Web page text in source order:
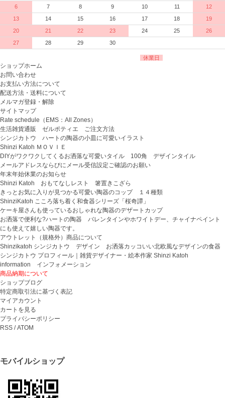
6
7 8 9 10 11
12
13
14 15 16 17 18
19
20
21 22 23 24 25
26
27
28 29 30
休業日
ショップホーム
お問い合わせ
お支払い方法について
配送方法・送料について
メルマガ登録・解除
サイトマップ
Rate schedule（EMS：All Zones）
生活雑貨通販 ゼルポティエ ご注文方法
シンジカトウ ハートの陶器の小皿に可愛いイラスト
Shinzi Katoh ＭＯＶＩＥ
DIYがワクワクしてくるお洒落な可愛いタイル 100角 デザインタイル
メールアドレスならびにメール受信設定ご確認のお願い
年末年始休業のお知らせ
Shinzi Katoh おもてなしレスト 箸置きこざら
きっとお気に入りが見つかる可愛い陶器のコップ １４種類
ShinziKatoh こころ落ち着く和食器シリーズ「桜奇譚」
ケーキ屋さんも使っているおしゃれな陶器のデザートカップ
お洒落で便利な?ハートの陶器 バレンタインやホワイトデー、チャイナペイント
にも使えて嬉しい陶器です。
アウトレット（規格外）商品について
Shinzikatoh シンジカトウ デザイン お洒落カッコいい北欧風なデザインの食器
シンジカトウ プロフィール｜雑貨デザイナー・絵本作家 Shinzi Katoh
information インフォメーション
商品納期について
ショップブログ
特定商取引法に基づく表記
マイアカウント
カートを見る
プライバシーポリシー
RSS /ATOM
モバイルショップ